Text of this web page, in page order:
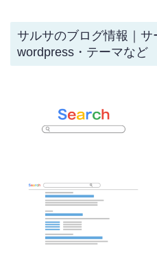
サルサのブログ情報｜サ
wordpress・テーマなど